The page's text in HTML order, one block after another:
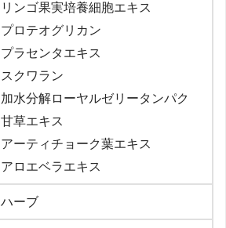
リンゴ果実培養細胞エキス
プロテオグリカン
プラセンタエキス
スクワラン
加水分解ローヤルゼリータンパク
甘草エキス
アーティチョーク葉エキス
アロエベラエキス
ハーブ